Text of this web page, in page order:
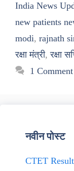
India News
new patients
modi, rajnath
रक्षा मंत्री,रक्षा
1 Comment
नवीन पोस्ट
CTET Result